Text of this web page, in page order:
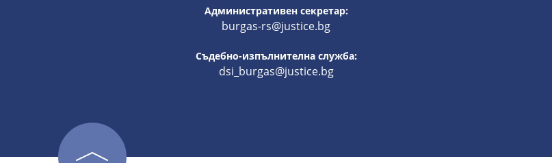
Административен секретар:
burgas-rs@justice.bg
Съдебно-изпълнителна служба:
dsi_burgas@justice.bg